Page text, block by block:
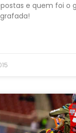
e quem foi o